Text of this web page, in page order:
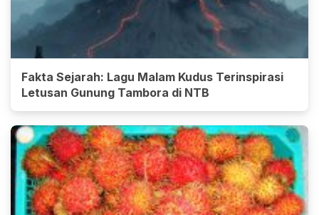
Fakta Sejarah: Lagu Malam Kudus Terinspirasi
Letusan Gunung Tambora di NTB